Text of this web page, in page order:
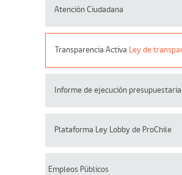
Atención Ciudadana
Transparencia Activa Ley de
Informe de ejecución
Plataforma Ley Lobby de ProChile
Empleos Públicos